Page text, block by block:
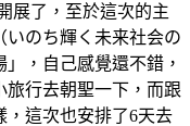
展了，至於這次的主
のち輝く未来社会の
，自己感覺還不錯，
行去朝聖一下，而跟
，這次也安排了6天去